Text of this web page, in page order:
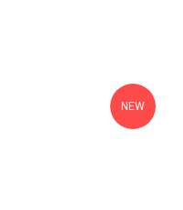
NEW